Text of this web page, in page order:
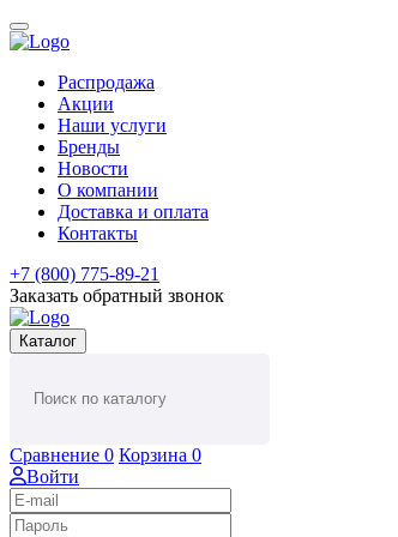
Распродажа
Акции
Наши услуги
Бренды
Новости
О компании
Доставка и оплата
Контакты
+7 (800) 775-89-21
Заказать обратный звонок
Каталог
Сравнение 0 Корзина 0
Войти